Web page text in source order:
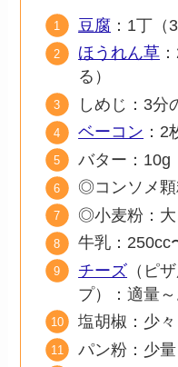
豆腐 ：1丁（
ほうれん草
る）
しめじ：3分
ベーコン ：2
バター：10g
◎コンソメ顆
◎小麦粉：大
牛乳：250cc
チーズ （ピ
プ）：適量
塩胡椒：少々
パン粉：少